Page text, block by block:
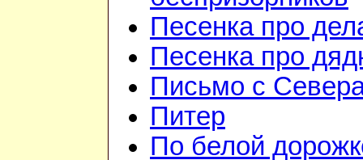
Песенка про
Песенка про
Письмо с
Питер
По белой